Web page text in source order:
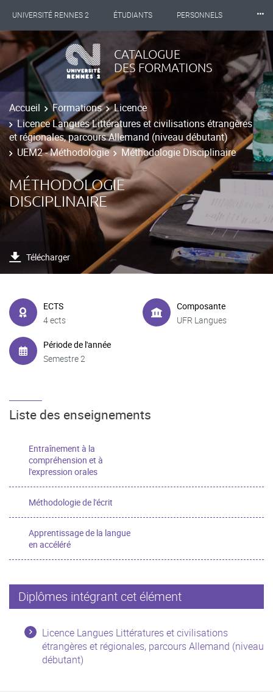
UNIVERSITÉ RENNES 2 ÉTUDIANTS PERSONNELS
INTERNATIONAL PROFESSIONNELS BIBLIOTHÈQUES
LES NOUVELLES DE RENNES 2
⸱⸱⸱
CATALOGUE
DES FORMATIONS
Accueil Formations
Licence
Licence Langues Littératures et civilisations étrangères
et régionales, parcours Allemand (niveau débutant)
UEM2 - Méthodologie
Méthodologie Disciplinaire
MÉTHODOLOGIE
DISCIPLINAIRE
Télécharger
ECTS
4 ects
Composante
UFR Langues
Période de l'année
Semestre 2
Liste des enseignements
Entraînement à la
compréhension et à
l'expression orales
Méthodologie de l'écrit
Apprentissage de la langue
en accéléré
Diplômes intégrant cet élément
Licence Langues Littératures et civilisations
étrangères et régionales, parcours Allemand (niveau
débutant)